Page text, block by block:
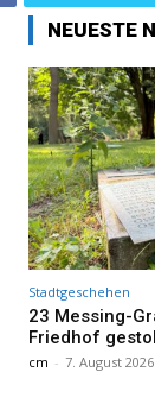
NEUESTE
Stadtgeschehen
23 Messing-
Friedhof
cm - 7. August 2026